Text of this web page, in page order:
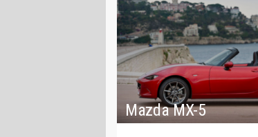
Mazda MX-5